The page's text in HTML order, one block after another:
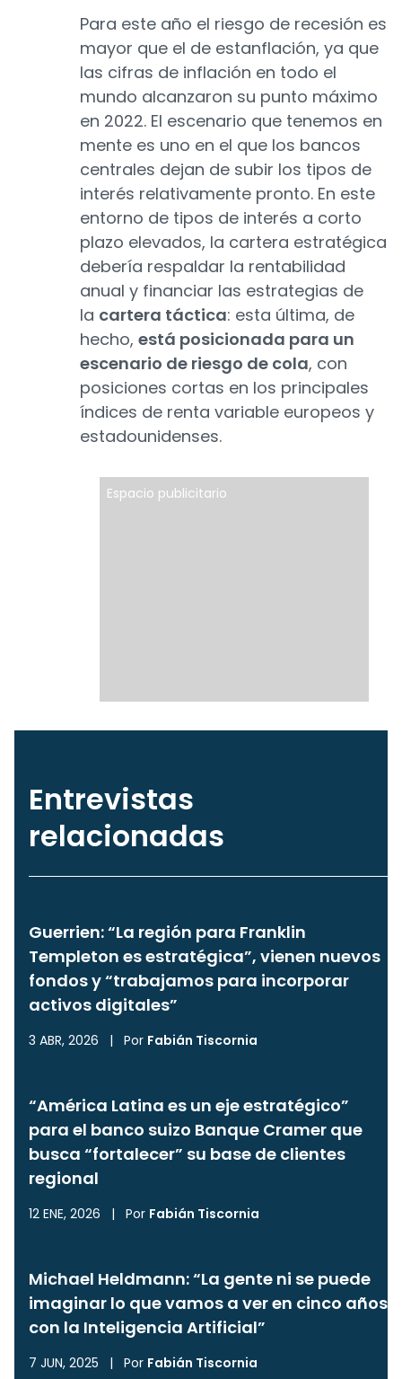
Para este año el riesgo de recesión es
mayor que el de estanflación, ya que
las cifras de inflación en todo el
mundo alcanzaron su punto máximo
en 2022. El escenario que tenemos en
mente es uno en el que los bancos
centrales dejan de subir los tipos de
interés relativamente pronto. En este
entorno de tipos de interés a corto
plazo elevados, la cartera estratégica
debería respaldar la rentabilidad
anual y financiar las estrategias de
la cartera táctica: esta última, de
hecho, está posicionada para un
escenario de riesgo de cola, con
posiciones cortas en los principales
índices de renta variable europeos y
estadounidenses.
Espacio publicitario
Entrevistas
relacionadas
Guerrien: “La región para Franklin
Templeton es estratégica”, vienen nuevos
fondos y “trabajamos para incorporar
activos digitales”
3 ABR, 2026 | Por Fabián Tiscornia
“América Latina es un eje estratégico”
para el banco suizo Banque Cramer que
busca “fortalecer” su base de clientes
regional
12 ENE, 2026 | Por Fabián Tiscornia
Michael Heldmann: “La gente ni se puede
imaginar lo que vamos a ver en cinco años
con la Inteligencia Artificial”
7 JUN, 2025 | Por Fabián Tiscornia